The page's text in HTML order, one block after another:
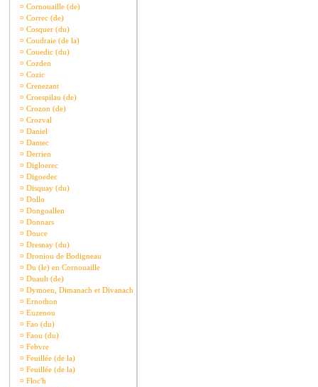
¤ Cornouaille (de)
¤ Correc (de)
¤ Cosquer (du)
¤ Coudraie (de la)
¤ Couedic (du)
¤ Cozden
¤ Cozic
¤ Crenezant
¤ Croespilau (de)
¤ Crozon (de)
¤ Crozval
¤ Daniel
¤ Dantec
¤ Derrien
¤ Digloerec
¤ Digoedec
¤ Disquay (du)
¤ Dollo
¤ Dongoallen
¤ Donnars
¤ Douce
¤ Dresnay (du)
¤ Droniou de Bodigneau
¤ Du (le) en Cornouaille
¤ Duault (de)
¤ Dymoen, Dimanach et Divanach
¤ Ernothon
¤ Euzenou
¤ Fao (du)
¤ Faou (du)
¤ Febvre
¤ Feuillée (de la)
¤ Feuillée (de la)
¤ Floc'h